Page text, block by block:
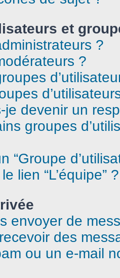
et
?
?
je devenir un
groupes
“Groupe
lien “L’équipe” ?
envoyer de
des
ou un e-mail